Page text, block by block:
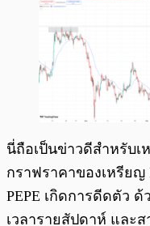
นี่ถือเป็นข่าวดีสำหรับเ
กราฟราคาของเหรียญ
PEPE เกิดการดีดตัว
เวลารายสัปดาห์ และ